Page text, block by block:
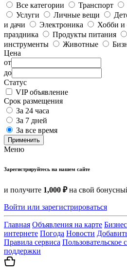
Все категории
Транспорт
Услуги
Личные вещи
и дачи
Электроника Хобби и
праздника
Продукты питания
инструменты
Животные
Цена
от
до
Статус
VIP объявление
Срок размещения
За 24 часа
За 7 дней
За все время
Применить
Меню
Зарегистрируйтесь на нашем сайте
и получите 1,000 ₽на свой
Войти или зарегистрироваться
Главная Объявления на карте
интернете Погода Новости
Правила сервиса Пользовательское
поддержки